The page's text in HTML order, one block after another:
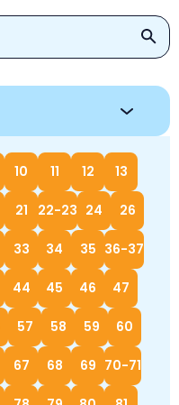
10 11 12 13
21 22-23 24 26
33 34 35 36-37
44 45 46 47
57 58 59 60
67 68 69 70-71